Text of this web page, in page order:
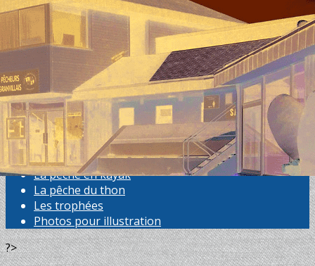
<
>
Généralités
Poissons et crustacés
La pêche à pied
La pêche en bateau
La pêche à rôder
Surfcasting
La pêche en kayak
La pêche du thon
Les trophées
Photos pour illustration
?>